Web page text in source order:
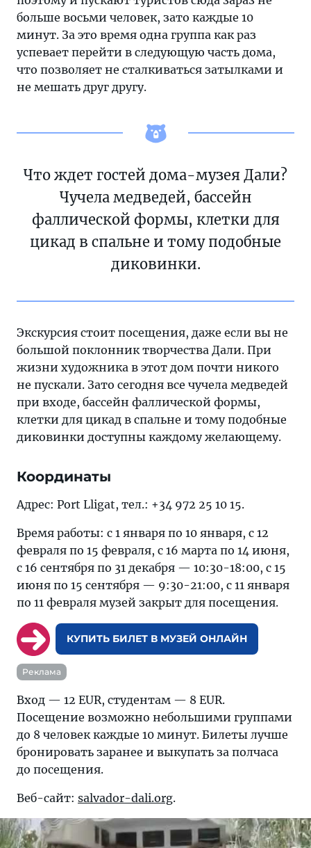
больше восьми человек, зато каждые 10
минут. За это время одна группа как раз
успевает перейти в следующую часть дома,
что позволяет не сталкиваться затылками и
не мешать друг другу.
Что ждет гостей дома-музея Дали?
Чучела медведей, бассейн
фаллической формы, клетки для
цикад в спальне и тому подобные
диковинки.
Экскурсия стоит посещения, даже если вы не
большой поклонник творчества Дали. При
жизни художника в этот дом почти никого
не пускали. Зато сегодня все чучела медведей
при входе, бассейн фаллической формы,
клетки для цикад в спальне и тому подобные
диковинки доступны каждому желающему.
Координаты
Адрес: Port Lligat, тел.: +34 972 25 10 15.
Время работы: с 1 января по 10 января, с 12
февраля по 15 февраля, с 16 марта по 14 июня,
с 16 сентября по 31 декабря — 10:30-18:00, с 15
июня по 15 сентября — 9:30-21:00, с 11 января
по 11 февраля музей закрыт для посещения.
КУПИТЬ БИЛЕТ В МУЗЕЙ ОНЛАЙН
Реклама
Вход — 12 EUR, студентам — 8 EUR.
Посещение возможно небольшими группами
до 8 человек каждые 10 минут. Билеты лучше
бронировать заранее и выкупать за полчаса
до посещения.
Веб-сайт: salvador-dali.org.